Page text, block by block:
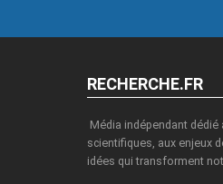
RECHERCHE.FR
Média indépendant dédié
scientifiques, aux enjeux
idées qui transforment